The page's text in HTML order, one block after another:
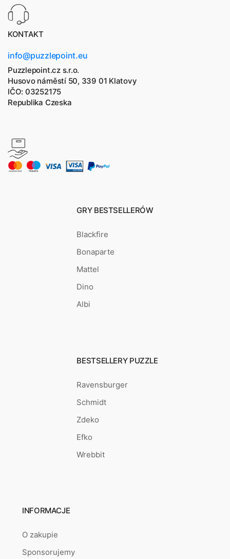
KONTAKT
info@puzzlepoint.eu
Puzzlepoint.cz s.r.o.
Husovo náměstí 50, 339 01 Klatovy
IČO: 03252175
Republika Czeska
GRY BESTSELLERÓW
Blackfire
Bonaparte
Mattel
Dino
Albi
BESTSELLERY PUZZLE
Ravensburger
Schmidt
Zdeko
Efko
Wrebbit
INFORMACJE
O zakupie
Sponsorujemy